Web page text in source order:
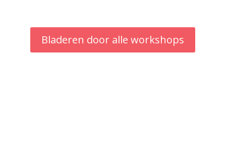
Bladeren door alle workshops